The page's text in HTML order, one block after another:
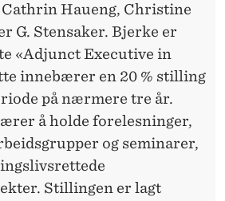
Haueng, Christine
G. Stensaker. Bjerke er
«Adjunct Executive in
innebærer en 20 % stilling
på nærmere tre år.
å holde forelesninger,
og seminarer,
Stillingen er lagt